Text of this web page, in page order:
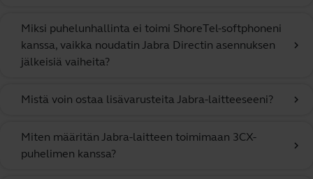
Miksi puhelunhallinta ei toimi ShoreTel-softphoneni
kanssa, vaikka noudatin Jabra Directin asennuksen
jälkeisiä vaiheita?
chevron_right
Mistä voin ostaa lisävarusteita Jabra-laitteeseeni? chevron_right
Miten määritän Jabra-laitteen toimimaan 3CX-
puhelimen kanssa?
chevron_right